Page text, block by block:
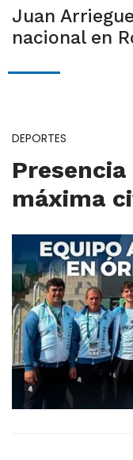
Juan
nacional en
DEPORTES
máxima